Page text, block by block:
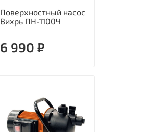
Поверхностный насос
Вихрь ПН-1100Ч
6 990 ₽